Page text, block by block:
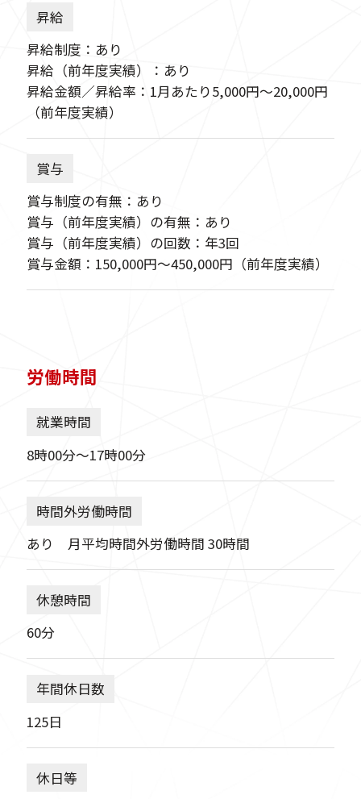
昇給
昇給制度：あり
昇給（前年度実績）：あり
昇給金額／昇給率：1月あたり5,000円〜20,000円
（前年度実績）
賞与
賞与制度の有無：あり
賞与（前年度実績）の有無：あり
賞与（前年度実績）の回数：年3回
賞与金額：150,000円〜450,000円（前年度実績）
労働時間
就業時間
8時00分〜17時00分
時間外労働時間
あり 月平均時間外労働時間 30時間
休憩時間
60分
年間休日数
125日
休日等